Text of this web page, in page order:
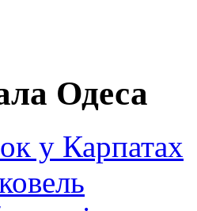
Одеса
у Карпатах